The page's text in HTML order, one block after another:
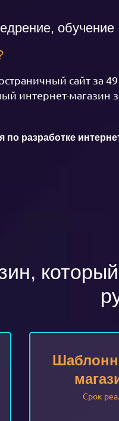
обучение
сайт за
интернет-магазин
разработке
Срок